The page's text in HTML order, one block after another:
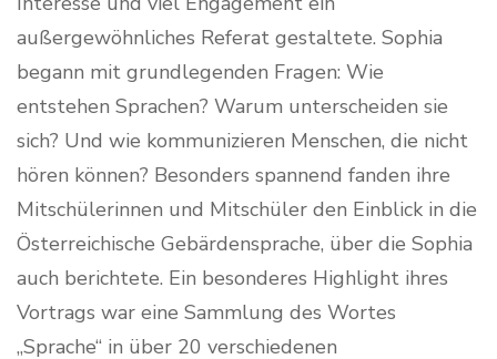
außergewöhnliches Referat gestaltete. Sophia
begann mit grundlegenden Fragen: Wie
entstehen Sprachen? Warum unterscheiden sie
sich? Und wie kommunizieren Menschen, die nicht
hören können? Besonders spannend fanden ihre
Mitschülerinnen und Mitschüler den Einblick in die
Österreichische Gebärdensprache, über die Sophia
auch berichtete. Ein besonderes Highlight ihres
Vortrags war eine Sammlung des Wortes
„Sprache“ in über 20 verschiedenen